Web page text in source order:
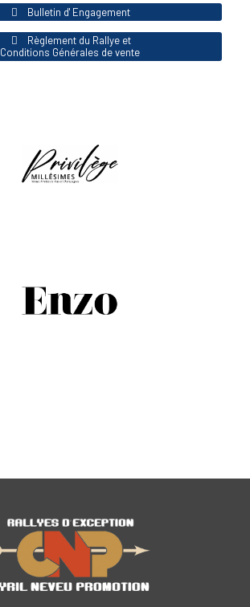
Bulletin d' Engagement
Règlement du Rallye et
Conditions Générales de vente